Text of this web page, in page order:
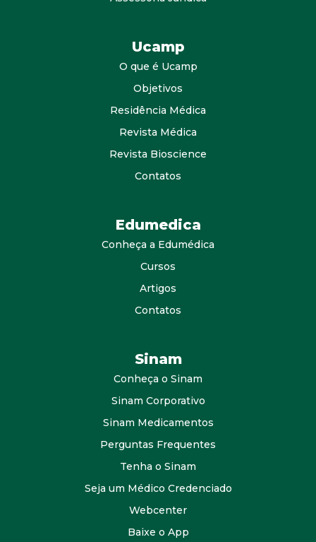
Ucamp
O que é Ucamp
Objetivos
Residência Médica
Revista Médica
Revista Bioscience
Contatos
Edumedica
Conheça a Edumédica
Cursos
Artigos
Contatos
Sinam
Conheça o Sinam
Sinam Corporativo
Sinam Medicamentos
Perguntas Frequentes
Tenha o Sinam
Seja um Médico Credenciado
Webcenter
Baixe o App